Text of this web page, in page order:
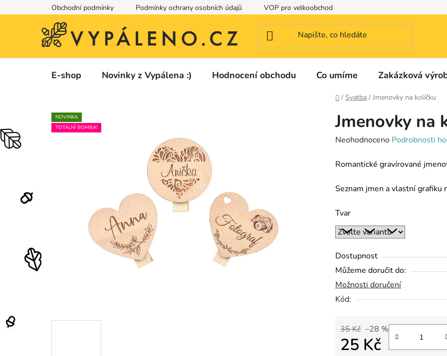
na
Obchodní podmínky Podmínky ochrany osobních údajů VOP pro velkoobchod
E-shop Novinky z Vypálena :) Hodnocení obchodu Co umíme Zakázková
Domů
/ Svatba / Jmenovky na kolíčku
Jmenovky na
Průměrné
produktu
0,0
hvězdiček.
Neohodnoceno Podrobnosti
Romantické gravírované
Seznam jmen a vlastní
Tvar
Dostupnost
Můžeme doručit do:
Možnosti doručení
Kód:
35 Kč –28 %
25 Kč
NOVINKA
TOTÁLNÍ BOMBA!